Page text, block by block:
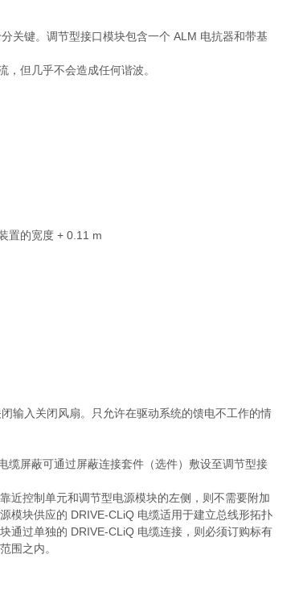
关键。调节型接口模块包含一个 ALM 电抗器和带基
但几乎不会造成任何谐波。
置的宽度 + 0.11 m
输入关闭风扇。只允许在驱动系统的馈电不工作的情
缆屏蔽可通过屏蔽连接套件（选件）敷设至调节型接
近控制单元和调节型电源模块的左侧，则不需要附加
模块供应的 DRIVE-CLiQ 电缆适用于建立总线形拓扑
通过单独的 DRIVE-CLiQ 电缆连接，则必须订购标有
围之内。